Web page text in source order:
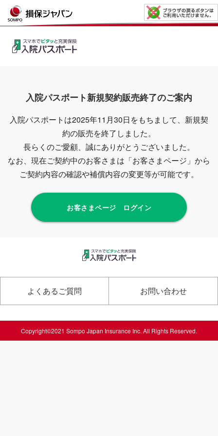
入院パスポート新規契約販売終了のご案内
入院パスポートは2025年11月30日をもちまして、新規契
約の販売を終了しました。
長らくのご愛顧、誠にありがとうございました。
なお、現在ご契約中のお客さまは「お客さまページ」から
ご契約内容の確認や補償内容の変更等が可能です。
お客さまページ ログイン
よくあるご質問 お問い合わせ
Copyright©2021 Sompo Japan Insurance Inc. All Rights Reserved.